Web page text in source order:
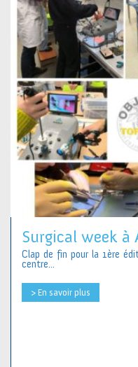
Surgical week à
Clap de fin pour la 1ère
centre...
> En savoir plus